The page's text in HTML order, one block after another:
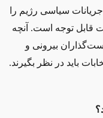
سیاسی رژیم را
قابل توجه است. آنچه
بیرونی و
باید در نظر بگیرند.